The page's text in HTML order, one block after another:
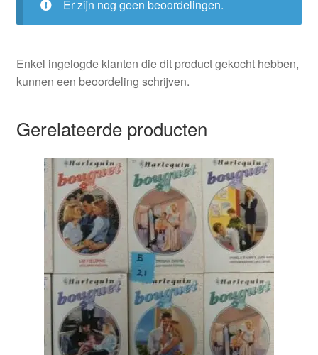
Er zijn nog geen beoordelingen.
Enkel ingelogde klanten die dit product gekocht hebben,
kunnen een beoordeling schrijven.
Gerelateerde producten